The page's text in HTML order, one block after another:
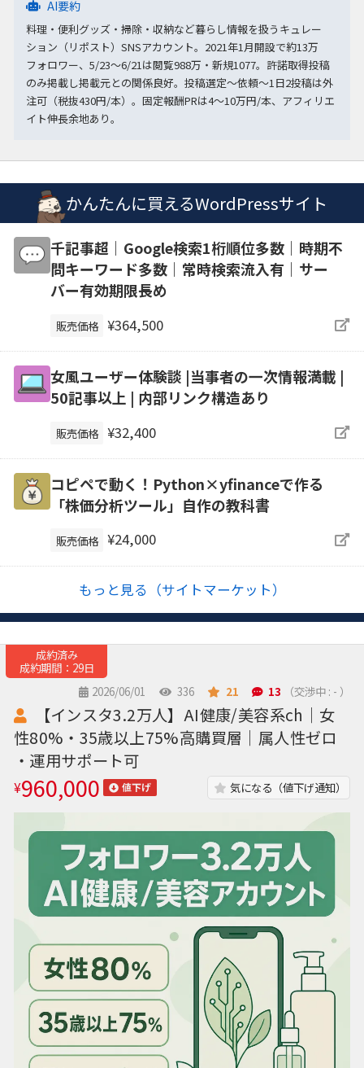
AI要約
料理・便利グッズ・掃除・収納など暮らし情報を扱うキュレー
ション（リポスト）SNSアカウント。2021年1月開設で約13万
フォロワー、5/23〜6/21は閲覧988万・新規1077。許諾取得投稿
のみ掲載し掲載元との関係良好。投稿選定〜依頼〜1日2投稿は外
注可（税抜430円/本）。固定報酬PRは4〜10万円/本、アフィリエ
イト伸長余地あり。
かんたんに買えるWordPressサイト
千記事超｜Google検索1桁順位多数｜時期不
問キーワード多数｜常時検索流入有｜サー
バー有効期限長め
販売価格 ¥364,500
女風ユーザー体験談 |当事者の一次情報満載 |
50記事以上 | 内部リンク構造あり
販売価格 ¥32,400
コピペで動く！Python×yfinanceで作る
「株価分析ツール」自作の教科書
販売価格 ¥24,000
もっと見る（サイトマーケット）
成約済み
成約期間：29日
2026/06/01
336 21 13 （交渉中 : - ）
【インスタ3.2万人】AI健康/美容系ch｜女
性80%・35歳以上75%高購買層｜属人性ゼロ
・運用サポート可
¥960,000 値下げ 気になる（値下げ通知）